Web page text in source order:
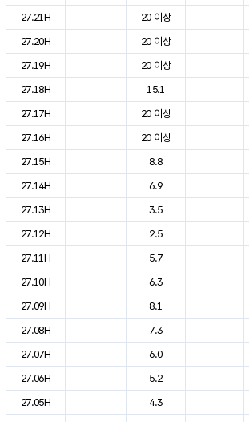
27.21H
20 이상
27.20H
20 이상
27.19H
20 이상
27.18H
15.1
27.17H
20 이상
27.16H
20 이상
27.15H
8.8
27.14H
6.9
27.13H
3.5
27.12H
2.5
27.11H
5.7
27.10H
6.3
27.09H
8.1
27.08H
7.3
27.07H
6.0
27.06H
5.2
27.05H
4.3